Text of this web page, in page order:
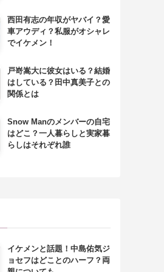
西田有志の年収がヤバイ？愛
車アウディ？私服がオシャレ
でイケメン！
戸嵜嵩大に彼女はいる？結婚
はしている？田中真美子との
関係とは
Snow Manのメンバーの自宅
はどこ？一人暮らしと実家暮
らしはそれぞれ誰
イケメンと話題！中島佑気ジ
ョセフはどことのハーフ？両